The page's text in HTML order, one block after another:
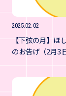
2025.02.02
【下弦の月】ほ
のお告げ（2月3